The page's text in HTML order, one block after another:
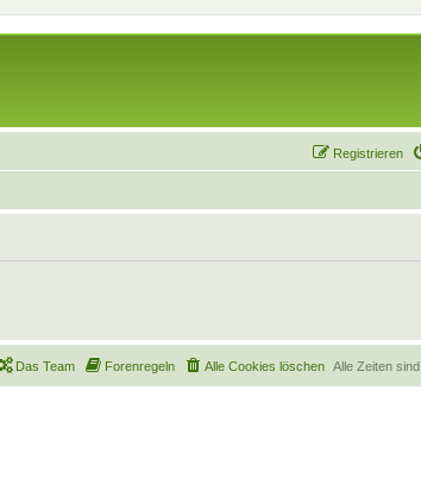
Registrieren
Alle Zeiten sind
Alle Cookies löschen
Forenregeln
Das Team